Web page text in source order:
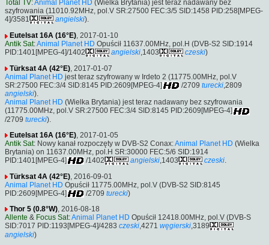
Total TV:Animal Planet HD (Wielka Brytania) jest teraz nadawany bez
szyfrowania (11010.92MHz, pol.V SR:27500 FEC:3/5 SID:1458 PID:258[MPEG-
4]/3581
angielski).
Eutelsat 16A (16°E), 2017-01-10
Antik Sat:Animal Planet HD Opuścił 11637.00MHz, pol.H (DVB-S2 SID:1914
PID:1401[MPEG-4]/1402
angielski,1403 czeski)
Türksat 4A (42°E), 2017-01-07
Animal Planet HD jest teraz szyfrowany w Irdeto 2 (11775.00MHz, pol.V
SR:27500 FEC:3/4 SID:8145 PID:2609[MPEG-4]
/2709 turecki,2809
angielski).
Animal Planet HD (Wielka Brytania) jest teraz nadawany bez szyfrowania
(11775.00MHz, pol.V SR:27500 FEC:3/4 SID:8145 PID:2609[MPEG-4]
/2709 turecki).
Eutelsat 16A (16°E) , 2017-01-05
Antik Sat: Nowy kanał rozpoczęty w DVB-S2 Conax:Animal Planet HD (Wielka
Brytania) on 11637.00MHz, pol.H SR:30000 FEC:5/6 SID:1914
PID:1401[MPEG-4]
/1402 angielski ,1403 czeski
Türksat 4A (42°E) , 2016-09-01
Animal Planet HD Opuścił 11775.00MHz, pol.V (DVB-S2 SID:8145
PID:2609[MPEG-4]
/2709 turecki)
Thor 5 (0.8°W), 2016-08-18
Allente & Focus Sat:Animal Planet HD Opuścił 12418.00MHz, pol.V (DVB-S
SID:7017 PID:1193[MPEG-4]/4283 czeski,4271 węgierski,3189
angielski)